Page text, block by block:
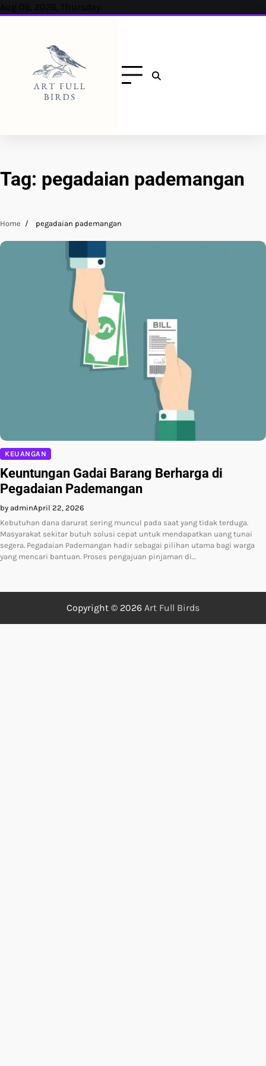
Skip
Aug 06, 2026, Thursday
Tag: pegadaian pademangan
Home pegadaian pademangan
KEUANGAN
Keuntungan Gadai Barang Berharga di
Pegadaian Pademangan
by adminApril 22, 2026
Kebutuhan dana darurat sering muncul pada saat yang tidak terduga.
Masyarakat sekitar butuh solusi cepat untuk mendapatkan uang tunai
segera. Pegadaian Pademangan hadir sebagai pilihan utama bagi warga
yang mencari bantuan. Proses pengajuan pinjaman di…
Copyright © 2026 Art Full Birds